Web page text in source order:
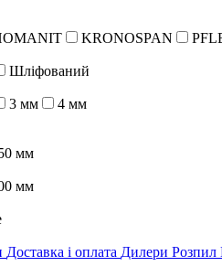
KRONOSPAN
Шліфований
3 мм
4 мм
мм
мм
Доставка і оплата Дилери Розпил